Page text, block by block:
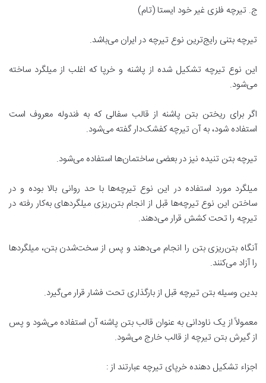
ج. تیرچه فلزی غیر خود ایستا (تام)
تیرچه بتنی رایج‌ترین نوع تیرچه در ایران می‌باشد.
این نوع تیرچه تشکیل شده از پاشنه و خرپا که اغلب از میلگرد ساخته
می‌شود.
اگر برای ریختن بتن پاشنه از قالب سفالی که به فندوله معروف است
استفاده شود، به آن تیرچه کفشک‌دار گفته می‌شود.
تیرچه بتن تنیده نیز در بعضی ساختمان‌ها استفاده می‌شود.
میلگرد مورد استفاده در این نوع تیرچه‌ها با حد روانی بالا بوده و در
ساختن این نوع تیرچه‌ها قبل از انجام بتن‌ریزی میلگردهای به‌کار رفته در
تیرچه را تحت کشش قرار می‌دهند.
آنگاه بتن‌ریزی بتن را انجام می‌دهند و پس از سخت‌شدن بتن، میلگردها
را آزاد می‌کنند.
بدین وسیله بتن تیرچه قبل از بارگذاری تحت فشار قرار می‌گیرد.
معمولاً از یک ناودانی به عنوان قالب بتن پاشنه آن استفاده می‌شود و پس
از گیرش بتن تیرچه از قالب خارج می‌شود.
اجزاء تشکیل دهنده خرپای تیرچه عبارتند از :